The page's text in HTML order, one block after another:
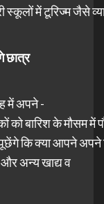
स्कूलों में टूरिज्म जैसे
छात्र
में अपने -
को बारिश के मौसम में
कि क्या आपने अपने
अन्य खाद्य व